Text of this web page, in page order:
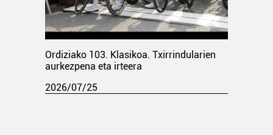
Ordiziako 103. Klasikoa. Txirrindularien
aurkezpena eta irteera
2026/07/25